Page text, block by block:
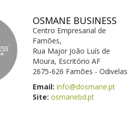
OSMANE BUSINESS
Centro Empresarial de
Famões,
Rua Major João Luís de
Moura, Escritório AF
2675-626 Famões - Odivelas
Email: info@dosmane.pt
Site: osmanebd.pt